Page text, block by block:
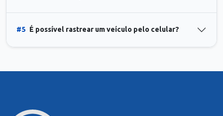
#5 É possível rastrear um veículo pelo celular?